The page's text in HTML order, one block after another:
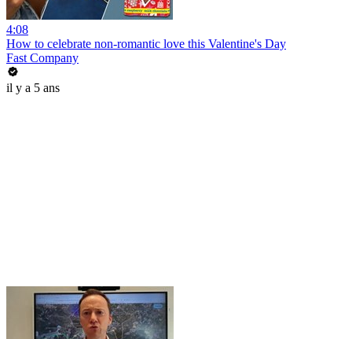
4:08
How to celebrate non-romantic love this Valentine's Day
Fast Company
il y a 5 ans